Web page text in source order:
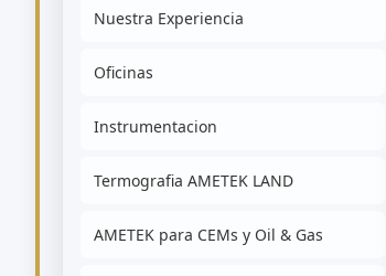
Nuestra Experiencia
Oficinas
Instrumentacion
Termografia AMETEK LAND
AMETEK para CEMs y Oil & Gas